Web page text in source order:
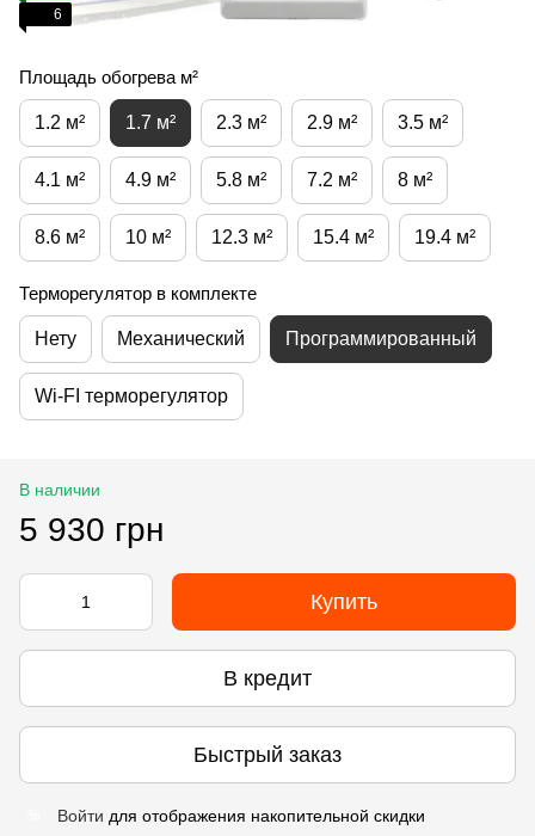
6
Площадь обогрева м²
1.2 м² 1.7 м² 2.3 м² 2.9 м² 3.5 м²
4.1 м² 4.9 м² 5.8 м² 7.2 м² 8 м²
8.6 м² 10 м² 12.3 м² 15.4 м² 19.4 м²
Терморегулятор в комплекте
Нету Механический Программированный
Wi-FI терморегулятор
В наличии
5 930 грн
Купить
В кредит
Быстрый заказ
Войти для отображения накопительной скидки